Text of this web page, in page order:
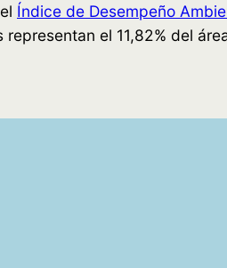
Índice de Desempeño
el 11,82% del